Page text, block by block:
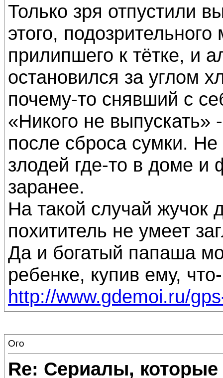
Только зря отпустили
этого,
прилипшего к тётке, и
остановился за углом
почему-то снявший с
«Никого не выпускать»
после сброса сумки. Не
злодей где-то в доме
заранее.
На такой случай жучок
похититель не умеет
Да и богатый папаша
ребенке, купив ему,
http://www.gdemoi.ru/
Ого
Re: Сериалы,